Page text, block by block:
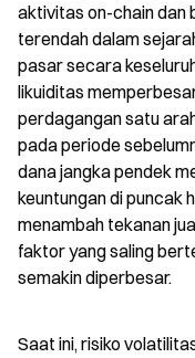
aktivitas on-chain dan
terendah dalam
pasar secara
likuiditas
perdagangan satu
pada periode
dana jangka pendek
keuntungan di puncak
menambah tekanan
faktor yang saling
semakin diperbesar.
Saat ini, risiko